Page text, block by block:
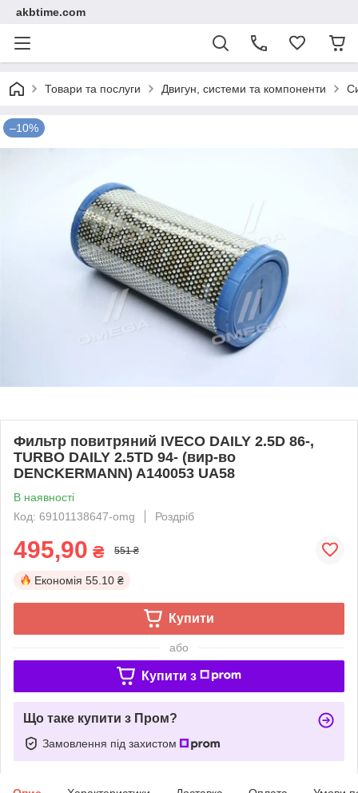
akbtime.com
Товари та послуги Двигун, системи та компоненти
–10%
Фильтр повитряний IVECO DAILY 2.5D 86-,
TURBO DAILY 2.5TD 94- (вир-во
DENCKERMANN) A140053 UA58
В наявності
Код: 69101138647-omg
Роздріб
495,90 ₴ 551 ₴
Економія 55.10 ₴
Купити
або
Купити з
Що таке купити з Пром?
Замовлення під захистом